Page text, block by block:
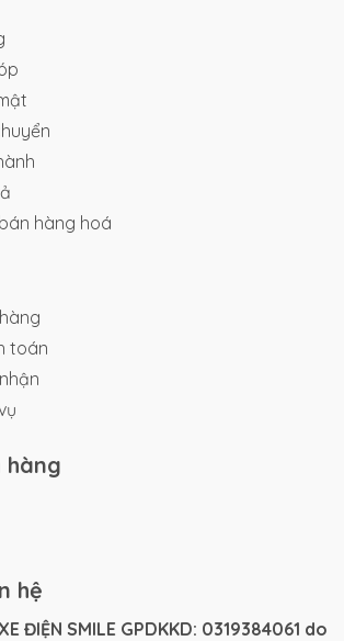
hàng hoá
toán
hàng
hệ
ĐIỆN SMILE GPDKKD: 0319384061 do